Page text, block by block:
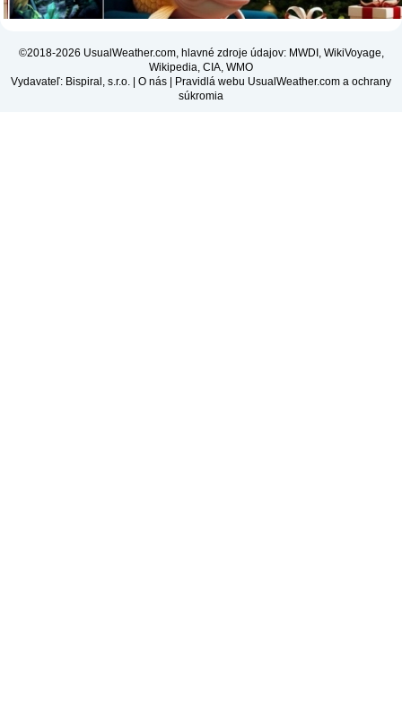
©2018-2026 UsualWeather.com, hlavné zdroje údajov: MWDI, WikiVoyage,
Wikipedia, CIA, WMO
Vydavateľ: Bispiral, s.r.o. | O nás | Pravidlá webu UsualWeather.com a ochrany
súkromia